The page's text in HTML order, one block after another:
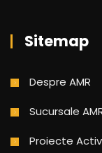
Sitemap
Despre AMR
Sucursale
Proiecte